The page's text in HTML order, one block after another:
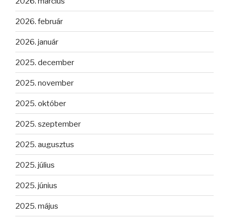
2026. február
2026. január
2025. december
2025. november
2025. október
2025. szeptember
2025. augusztus
2025. július
2025. június
2025. május